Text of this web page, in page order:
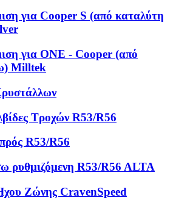
για Cooper S (από καταλύτη
για ONE - Cooper (από
Milltek
Τροχών R53/R56
R53/R56
ρυθμιζόμενη R53/R56 ALTA
Ζώνης CravenSpeed